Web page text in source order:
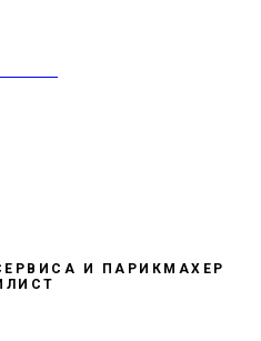
И ПАРИКМАХЕР